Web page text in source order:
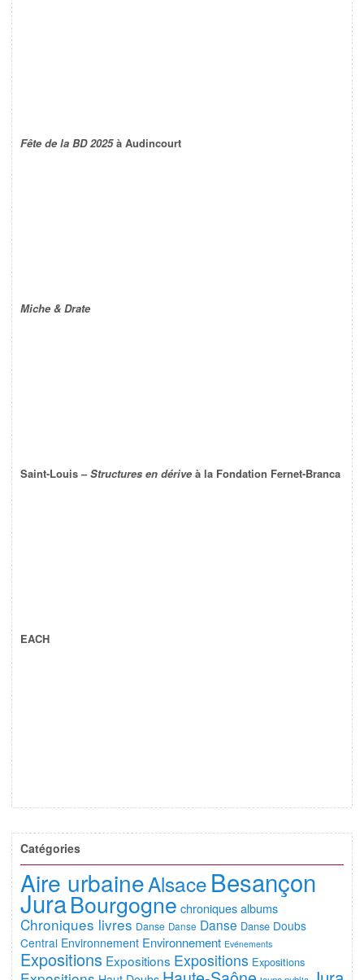
Fête de la BD 2025à Audincourt
Miche & Drate
Saint-Louis –Structures en dérive à la Fondation Fernet-Branca
EACH
Catégories
Aire urbaineAlsace Besançon
JuraBourgogne chroniques albums
Chroniques livres Danse Danse Danse Danse Doubs
Central Environnement Environnement Evénements
Expositions Expositions Expositions Expositions